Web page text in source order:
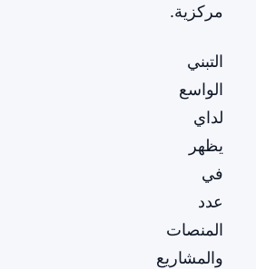
مركزية.
التبني
الواسع
لداي
يظهر
في
عدد
المنصات
والمشاريع